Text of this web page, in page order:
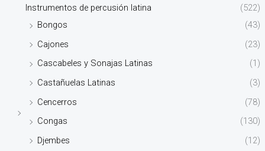
Instrumentos de percusión latina
(522)
Bongos
(43)
Cajones
(23)
Cascabeles y Sonajas Latinas
(1)
Castañuelas Latinas
(3)
Cencerros
(78)
Congas
(130)
Djembes
(12)